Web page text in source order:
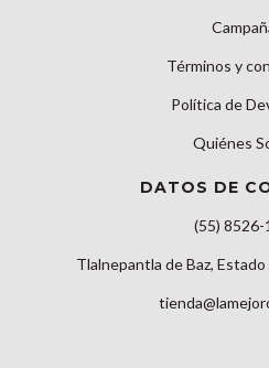
Términos y
Política de
Quiénes
DATOS DE
(55) 8526-
Tlalnepantla de Baz,